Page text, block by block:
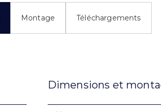
Montage Téléchargements
Dimensions et